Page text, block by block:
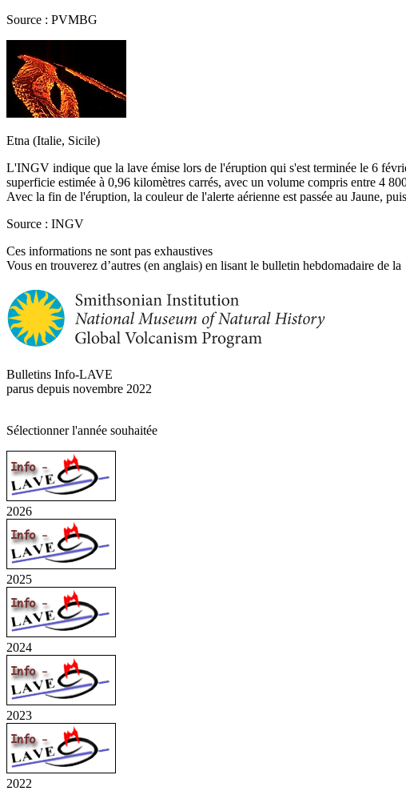
Source : PVMBG
Etna (Italie, Sicile)
L'INGV indique que la lave émise lors de l'éruption qui s'est terminée le 6
superficie estimée à 0,96 kilomètres carrés, avec un volume compris entre 4
Avec la fin de l'éruption, la couleur de l'alerte aérienne est passée au Jaune,
Source : INGV
Ces informations ne sont pas exhaustives
Vous en trouverez d’autres (en anglais) en lisant le bulletin hebdomadaire de la
Bulletins Info-LAVE
parus depuis novembre 2022
Sélectionner l'année souhaitée
2026
2025
2024
2023
2022